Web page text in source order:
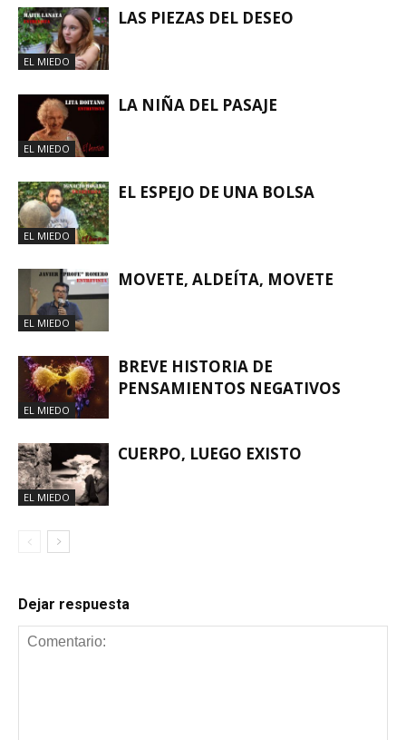
EL MIEDO
LAS PIEZAS DEL DESEO
EL MIEDO
LA NIÑA DEL PASAJE
EL MIEDO
EL ESPEJO DE UNA BOLSA
EL MIEDO
MOVETE, ALDEÍTA, MOVETE
EL MIEDO
BREVE HISTORIA DE
PENSAMIENTOS NEGATIVOS
EL MIEDO
CUERPO, LUEGO EXISTO
Dejar respuesta